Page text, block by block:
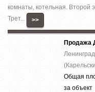
комнаты, котельная. Второй
Трет...
>>
Продажа
Общая
за объект